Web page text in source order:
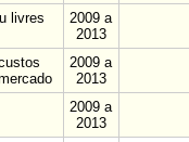
livres
2009 a
2013
2009 a
2013
2009 a
2013